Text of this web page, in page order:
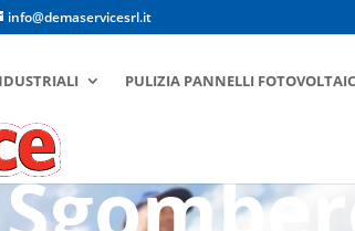
info@demaservicesrl.it
PULIZIA PANNELLI